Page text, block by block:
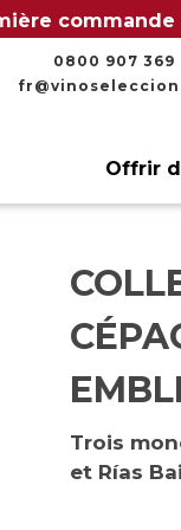
0800 907 369
Offrir
Trois
et Rías